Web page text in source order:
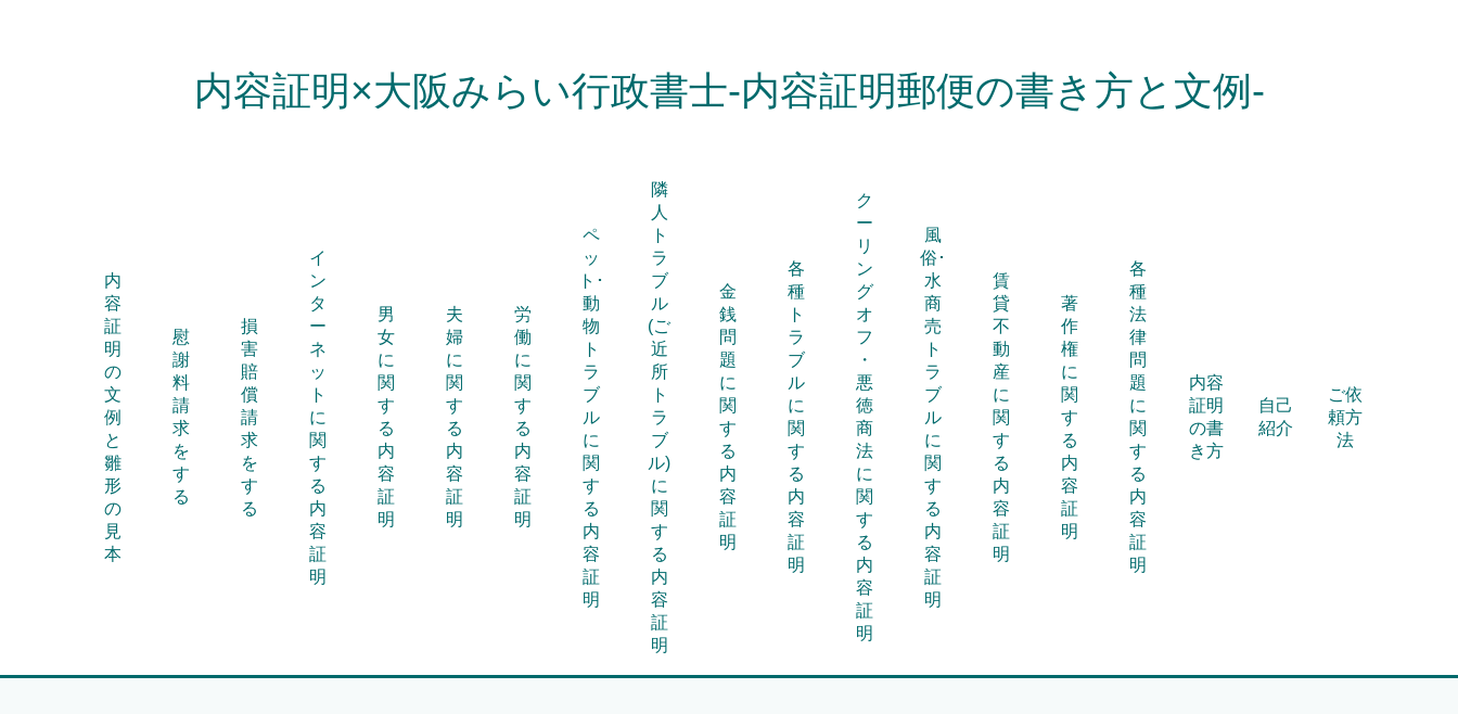
内容証明×大阪みらい行政書士-内容証明郵便の書き方と文例-
内
容
証
明
の
文
例
と
雛
形
の
見
本
慰
謝
料
請
求
を
す
る
損
害
賠
償
請
求
を
す
る
イ
ン
タ
ー
ネ
ッ
ト
に
関
す
る
内
容
証
明
男
女
に
関
す
る
内
容
証
明
夫
婦
に
関
す
る
内
容
証
明
労
働
に
関
す
る
内
容
証
明
ペ
ッ
ト･
動
物
ト
ラ
ブ
ル
に
関
す
る
内
容
証
明
隣
人
ト
ラ
ブ
ル
(ご
近
所
ト
ラ
ブ
ル)
に
関
す
る
内
容
証
明
金
銭
問
題
に
関
す
る
内
容
証
明
各
種
ト
ラ
ブ
ル
に
関
す
る
内
容
証
明
ク
ー
リ
ン
グ
オ
フ
・
悪
徳
商
法
に
関
す
る
内
容
証
明
風
俗･
水
商
売
ト
ラ
ブ
ル
に
関
す
る
内
容
証
明
賃
貸
不
動
産
に
関
す
る
内
容
証
明
著
作
権
に
関
す
る
内
容
証
明
各
種
法
律
問
題
に
関
す
る
内
容
証
明
内容
証明
の書
き方
自己
紹介
ご依
頼方
法